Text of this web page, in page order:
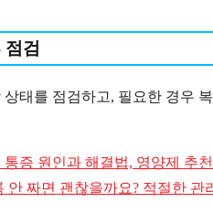
검
상태를 점검하고, 필요한 경우
통증 원인과 해결법, 영양제 추
안 짜면 괜찮을까요? 적절한 관